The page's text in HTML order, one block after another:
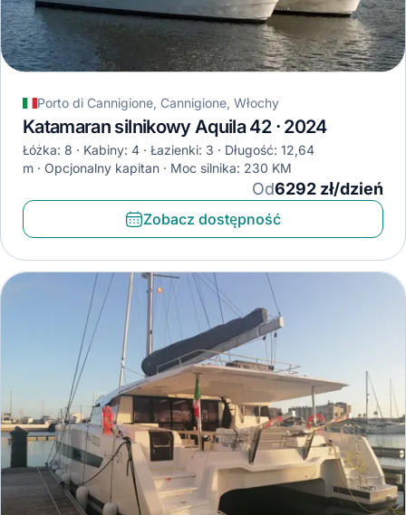
Porto di Cannigione, Cannigione, Włochy
Katamaran silnikowy Aquila 42 · 2024
Łóżka: 8 Kabiny: 4 Łazienki: 3
Długość: 12,64
m
Opcjonalny kapitan Moc silnika: 230 KM
Od6292 zł/dzień
Zobacz dostępność